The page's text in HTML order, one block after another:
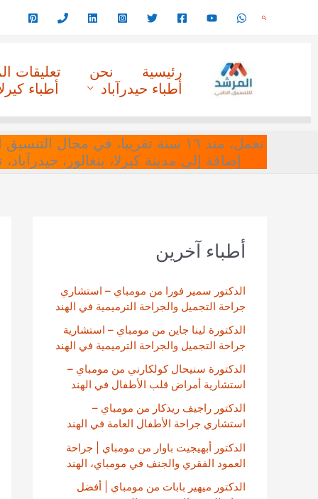
البحث
رئيسية نحن
تعليقات
أطباء حيدرآباد
أطباء
نعمل، منذ ١٦ سنة تقريبا، في
إضافة إلى مدينة كيرلا، بنغالور،
أطباء آخرين
الدكتور سمير فورا من مومباي – استشاري
جراحة التجميل والجراحة الترميمية في الهند
الدكتورة لينا جاين من مومباي – استشارية
جراحة التجميل والجراحة الترميمية في الهند
الدكتورة سنيحال كولكارني من مومباي –
استشارية أمراض قلب الأطفال في الهند
الدكتور راجيف ريدكار من مومباي –
استشاري جراحة الأطفال العامة في الهند
الدكتور أبهيجيت باوار من مومباي | جراحة
العمود الفقري والجنف في مومباي، الهند
الدكتور ميهير بابات من مومباي | أفضل